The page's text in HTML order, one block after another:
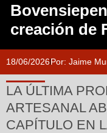
creación de
18/06/2026Por: Jaime
LA ÚLTIMA
ARTESANAL
CAPÍTULO EN